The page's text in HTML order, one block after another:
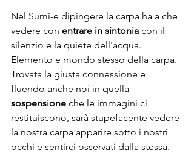
Nel Sumi-e dipingere la carpa ha a che
vedere con entrare in sintonia con il
silenzio e la quiete dell'acqua.
Elemento e mondo stesso della carpa.
Trovata la giusta connessione e
fluendo anche noi in quella
sospensione che le immagini ci
restituiscono, sarà stupefacente vedere
la nostra carpa apparire sotto i nostri
occhi e sentirci osservati dalla stessa.